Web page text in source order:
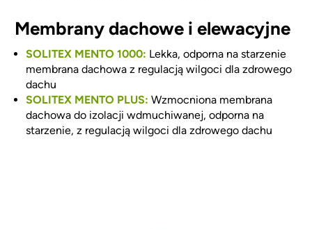
Membrany dachowe i elewacyjne
SOLITEX MENTO 1000: Lekka, odporna na starzenie
membrana dachowa z regulacją wilgoci dla zdrowego
dachu
SOLITEX MENTO PLUS: Wzmocniona membrana
dachowa do izolacji wdmuchiwanej, odporna na
starzenie, z regulacją wilgoci dla zdrowego dachu